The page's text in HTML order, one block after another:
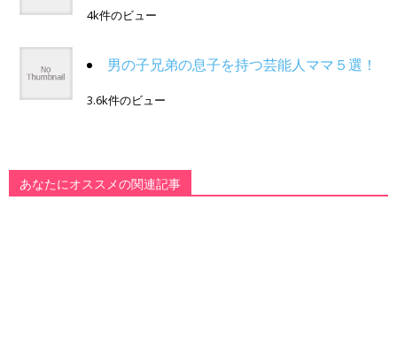
4k件のビュー
男の子兄弟の息子を持つ芸能人ママ５選！
3.6k件のビュー
あなたにオススメの関連記事